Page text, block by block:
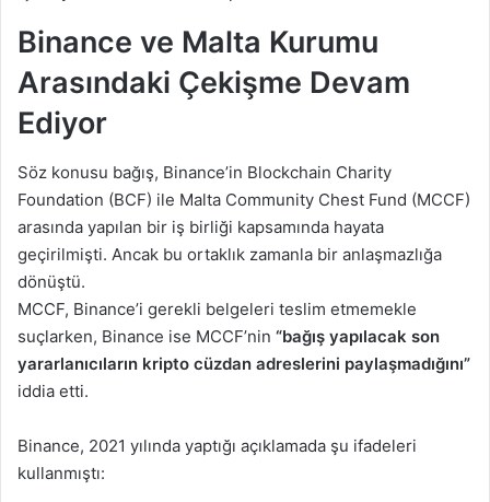
Binance ve Malta Kurumu
Arasındaki Çekişme Devam
Ediyor
Söz konusu bağış, Binance’in Blockchain Charity
Foundation (BCF) ile Malta Community Chest Fund (MCCF)
arasında yapılan bir iş birliği kapsamında hayata
geçirilmişti. Ancak bu ortaklık zamanla bir anlaşmazlığa
dönüştü.
MCCF, Binance’i gerekli belgeleri teslim etmemekle
suçlarken, Binance ise MCCF’nin “bağış yapılacak son
yararlanıcıların kripto cüzdan adreslerini paylaşmadığını”
iddia etti.
Binance, 2021 yılında yaptığı açıklamada şu ifadeleri
kullanmıştı: